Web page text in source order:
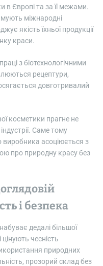
в Європі та за її межами.
міжнародні
якість їхньої продукції
краси.
з біотехнологічними
рецептури,
довготривалий
косметики прагне не
Саме тому
виробника асоціюється з
про природну красу без
і безпека
дедалі більшої
чесність
природних
прозорий склад без